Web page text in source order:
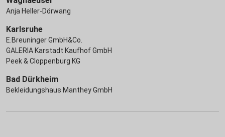
Anja Heller-Dörwang
Karlsruhe
E.Breuninger GmbH&Co.
GALERIA Karstadt Kaufhof GmbH
Peek & Cloppenburg KG
Bad Dürkheim
Bekleidungshaus Manthey GmbH